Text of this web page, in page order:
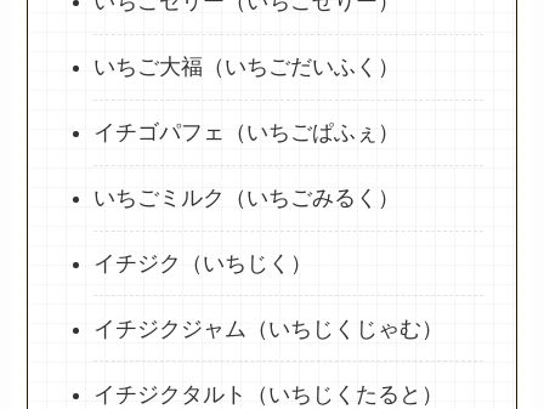
いちご大福（いちごだいふく）
イチゴパフェ（いちごぱふぇ）
いちごミルク（いちごみるく）
イチジク（いちじく）
イチジクジャム（いちじくじゃむ）
イチジクタルト（いちじくたると）